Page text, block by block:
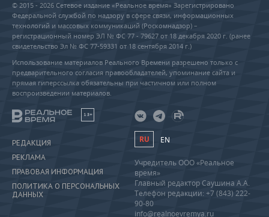
© 2015 - 2026 Сетевое издание «Реальное время» Зарегистрировано
Федеральной службой по надзору в сфере связи, информационных
технологий и массовых коммуникаций (Роскомнадзор) –
регистрационный номер ЭЛ № ФС 77 - 79627 от 18 декабря 2020 г. (ранее
свидетельство Эл № ФС 77-59331 от 18 сентября 2014 г.)
Использование материалов Реального Времени разрешено только с
предварительного согласия правообладателей, упоминание сайта и
прямая гиперссылка обязательны при частичном или полном
воспроизведении материалов.
18+
РЕДАКЦИЯ
РЕКЛАМА
ПРАВОВАЯ ИНФОРМАЦИЯ
ПОЛИТИКА О ПЕРСОНАЛЬНЫХ
ДАННЫХ
RU EN
Учредитель ООО «Реальное
время»
Главный редактор Саушина А.А.
Телефон редакции: +7 (843) 222-
90-80
info@realnoevremya.ru